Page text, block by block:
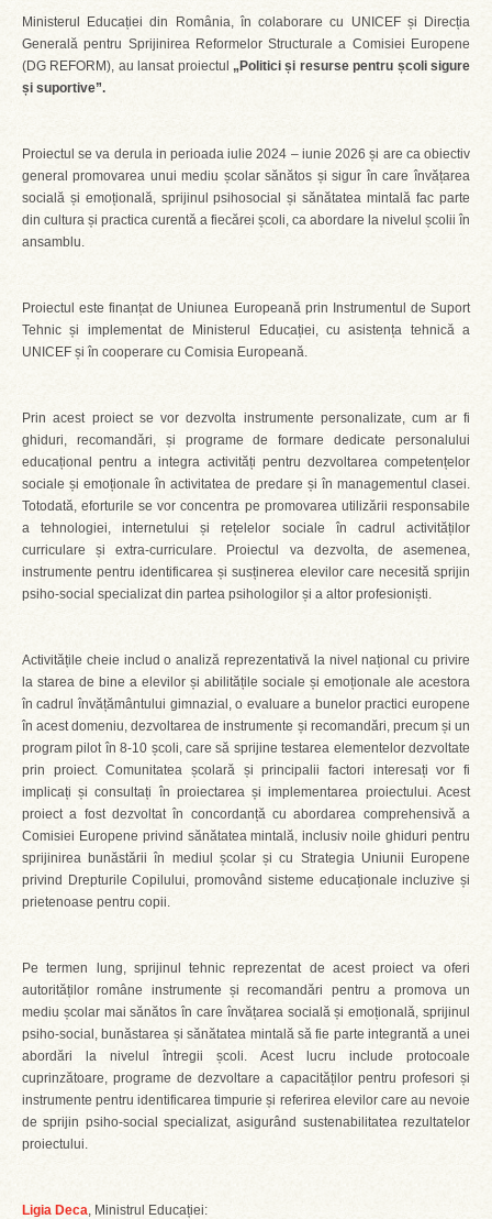
Ministerul Educației din România, în colaborare cu UNICEF și Direcția
Generală pentru Sprijinirea Reformelor Structurale a Comisiei Europene
(DG REFORM), au lansat proiectul „Politici și resurse pentru școli sigure
și suportive”.
Proiectul se va derula in perioada iulie 2024 – iunie 2026 și are ca obiectiv
general promovarea unui mediu școlar sănătos și sigur în care învățarea
socială și emoțională, sprijinul psihosocial și sănătatea mintală fac parte
din cultura și practica curentă a fiecărei școli, ca abordare la nivelul școlii în
ansamblu.
Proiectul este finanțat de Uniunea Europeană prin Instrumentul de Suport
Tehnic și implementat de Ministerul Educației, cu asistența tehnică a
UNICEF și în cooperare cu Comisia Europeană.
Prin acest proiect se vor dezvolta instrumente personalizate, cum ar fi
ghiduri, recomandări, și programe de formare dedicate personalului
educațional pentru a integra activități pentru dezvoltarea competențelor
sociale și emoționale în activitatea de predare și în managementul clasei.
Totodată, eforturile se vor concentra pe promovarea utilizării responsabile
a tehnologiei, internetului și rețelelor sociale în cadrul activităților
curriculare și extra-curriculare. Proiectul va dezvolta, de asemenea,
instrumente pentru identificarea și susținerea elevilor care necesită sprijin
psiho-social specializat din partea psihologilor și a altor profesioniști.
Activitățile cheie includ o analiză reprezentativă la nivel național cu privire
la starea de bine a elevilor și abilitățile sociale și emoționale ale acestora
în cadrul învățământului gimnazial, o evaluare a bunelor practici europene
în acest domeniu, dezvoltarea de instrumente și recomandări, precum și un
program pilot în 8-10 școli, care să sprijine testarea elementelor dezvoltate
prin proiect. Comunitatea școlară și principalii factori interesați vor fi
implicați și consultați în proiectarea și implementarea proiectului. Acest
proiect a fost dezvoltat în concordanță cu abordarea comprehensivă a
Comisiei Europene privind sănătatea mintală, inclusiv noile ghiduri pentru
sprijinirea bunăstării în mediul școlar și cu Strategia Uniunii Europene
privind Drepturile Copilului, promovând sisteme educaționale incluzive și
prietenoase pentru copii.
Pe termen lung, sprijinul tehnic reprezentat de acest proiect va oferi
autorităților române instrumente și recomandări pentru a promova un
mediu școlar mai sănătos în care învățarea socială și emoțională, sprijinul
psiho-social, bunăstarea și sănătatea mintală să fie parte integrantă a unei
abordări la nivelul întregii școli. Acest lucru include protocoale
cuprinzătoare, programe de dezvoltare a capacităților pentru profesori și
instrumente pentru identificarea timpurie și referirea elevilor care au nevoie
de sprijin psiho-social specializat, asigurând sustenabilitatea rezultatelor
proiectului.
Ligia Deca, Ministrul Educației: